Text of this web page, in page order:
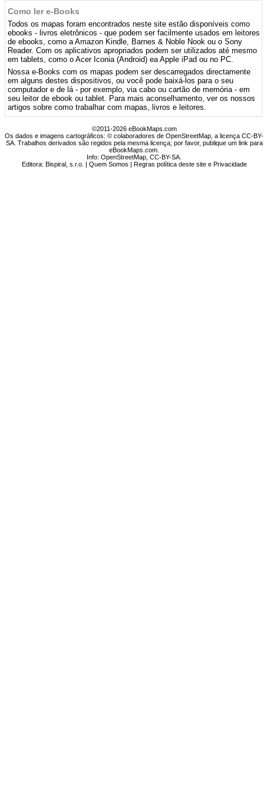
Como ler e-Books
Todos os mapas foram encontrados neste site estão disponíveis como
ebooks - livros eletrônicos - que podem ser facilmente usados ​​em leitores
de ebooks, como a Amazon Kindle, Barnes & Noble Nook ou o Sony
Reader. Com os aplicativos apropriados podem ser utilizados até mesmo
em tablets, como o Acer Iconia (Android) ea Apple iPad ou no PC.
Nossa e-Books com os mapas podem ser descarregados directamente
em alguns destes dispositivos, ou você pode baixá-los para o seu
computador e de lá - por exemplo, via cabo ou cartão de memória - em
seu leitor de ebook ou tablet. Para mais aconselhamento, ver os nossos
artigos sobre como trabalhar com mapas, livros e leitores.
©2011-2026 eBookMaps.com
Os dados e imagens cartográficos: © colaboradores de OpenStreetMap, a licença CC-BY-
SA. Trabalhos derivados são regidos pela mesma licença; por favor, publique um link para
eBookMaps.com.
Info:OpenStreetMap ,CC-BY-SA
Editora: Bispiral, s.r.o. | Quem Somos | Regras política deste site e Privacidade